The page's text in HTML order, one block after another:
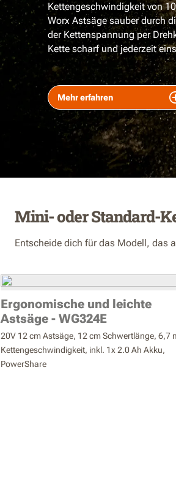
Kettengeschwindigkeit von
Worx Astsäge sauber durch
der Kettenspannung per
Kette scharf und jederzeit
Mehr erfahren
Mini- oder Standard-
Entscheide dich für das Modell, das
Ergonomische und leichte
Astsäge - WG324E
20V 12 cm Astsäge, 12 cm Schwertlänge, 6,7
Kettengeschwindigkeit, inkl. 1x 2.0 Ah Akku,
PowerShare